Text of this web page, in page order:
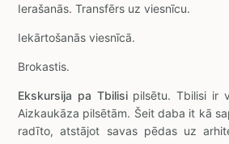
Ierašanās. Transfērs uz viesnīcu.
Iekārtošanās viesnīcā.
Brokastis.
Ekskursija pa Tbilisipilsētu. Tbilisi ir
Aizkaukāza pilsētām. Šeit daba it kā
radīto, atstājot savas pēdas uz